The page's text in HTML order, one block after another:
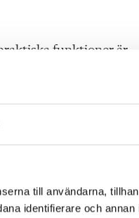
till användarna,
identifierare och annan
funktioner är
besparingar,
vet att det finns
det finns däremot